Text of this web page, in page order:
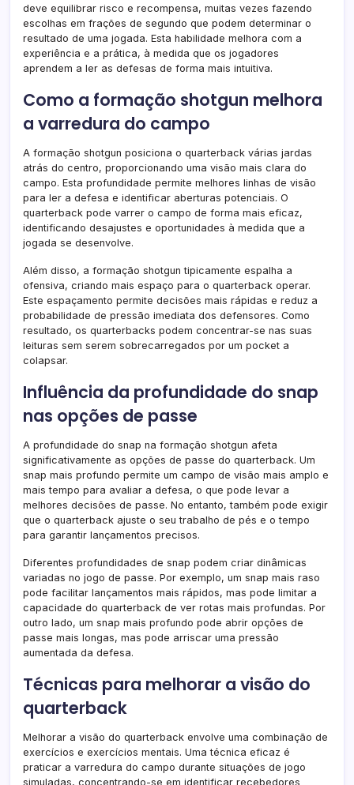
deve equilibrar risco e recompensa, muitas vezes fazendo
escolhas em frações de segundo que podem determinar o
resultado de uma jogada. Esta habilidade melhora com a
experiência e a prática, à medida que os jogadores
aprendem a ler as defesas de forma mais intuitiva.
Como a formação shotgun melhora
a varredura do campo
A formação shotgun posiciona o quarterback várias jardas
atrás do centro, proporcionando uma visão mais clara do
campo. Esta profundidade permite melhores linhas de visão
para ler a defesa e identificar aberturas potenciais. O
quarterback pode varrer o campo de forma mais eficaz,
identificando desajustes e oportunidades à medida que a
jogada se desenvolve.
Além disso, a formação shotgun tipicamente espalha a
ofensiva, criando mais espaço para o quarterback operar.
Este espaçamento permite decisões mais rápidas e reduz a
probabilidade de pressão imediata dos defensores. Como
resultado, os quarterbacks podem concentrar-se nas suas
leituras sem serem sobrecarregados por um pocket a
colapsar.
Influência da profundidade do snap
nas opções de passe
A profundidade do snap na formação shotgun afeta
significativamente as opções de passe do quarterback. Um
snap mais profundo permite um campo de visão mais amplo e
mais tempo para avaliar a defesa, o que pode levar a
melhores decisões de passe. No entanto, também pode exigir
que o quarterback ajuste o seu trabalho de pés e o tempo
para garantir lançamentos precisos.
Diferentes profundidades de snap podem criar dinâmicas
variadas no jogo de passe. Por exemplo, um snap mais raso
pode facilitar lançamentos mais rápidos, mas pode limitar a
capacidade do quarterback de ver rotas mais profundas. Por
outro lado, um snap mais profundo pode abrir opções de
passe mais longas, mas pode arriscar uma pressão
aumentada da defesa.
Técnicas para melhorar a visão do
quarterback
Melhorar a visão do quarterback envolve uma combinação de
exercícios e exercícios mentais. Uma técnica eficaz é
praticar a varredura do campo durante situações de jogo
simuladas, concentrando-se em identificar recebedores